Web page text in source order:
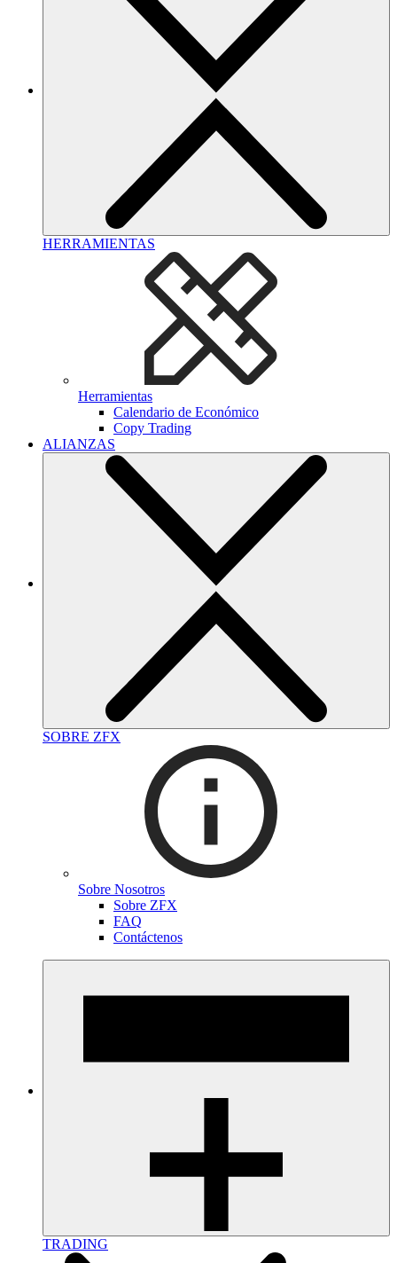
HERRAMIENTAS
Herramientas
Calendario de Económico
Copy Trading
ALIANZAS
SOBRE ZFX
Sobre Nosotros
Sobre ZFX
FAQ
Contáctenos
TRADING